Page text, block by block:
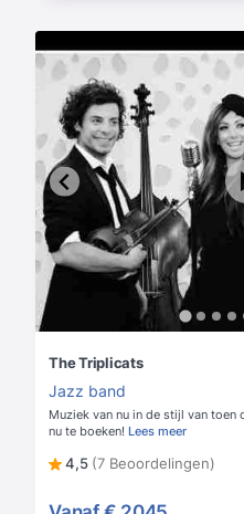
The Triplicats
Jazz band
Muziek van nu in de stijl van
nu te boeken! Lees meer
4,5 (7 Beoordelingen)